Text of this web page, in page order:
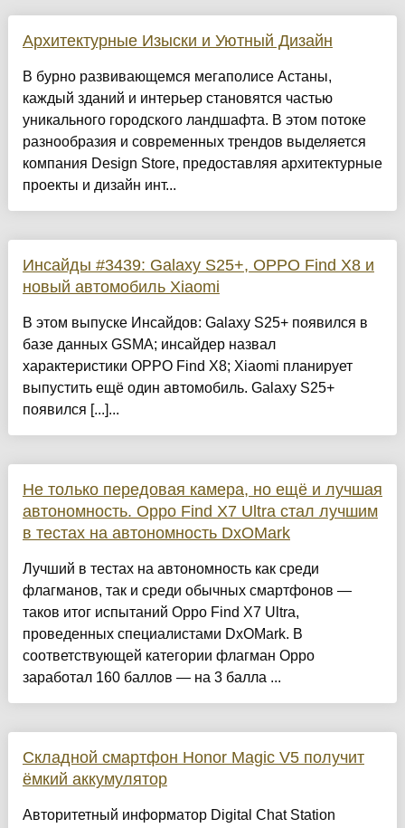
Архитектурные Изыски и Уютный Дизайн
​В бурно развивающемся мегаполисе Астаны,
каждый зданий и интерьер становятся частью
уникального городского ландшафта. В этом потоке
разнообразия и современных трендов выделяется
компания Design Store, предоставляя архитектурные
проекты и дизайн инт...
Инсайды #3439: Galaxy S25+, OPPO Find X8 и
новый автомобиль Xiaomi
В этом выпуске Инсайдов: Galaxy S25+ появился в
базе данных GSMA; инсайдер назвал
характеристики OPPO Find X8; Xiaomi планирует
выпустить ещё один автомобиль. Galaxy S25+
появился [...]...
Не только передовая камера, но ещё и лучшая
автономность. Oppo Find X7 Ultra стал лучшим
в тестах на автономность DxOMark
Лучший в тестах на автономность как среди
флагманов, так и среди обычных смартфонов —
таков итог испытаний Oppo Find X7 Ultra,
проведенных специалистами DxOMark. В
соответствующей категории флагман Oppo
заработал 160 баллов — на 3 балла ...
Складной смартфон Honor Magic V5 получит
ёмкий аккумулятор
Авторитетный информатор Digital Chat Station